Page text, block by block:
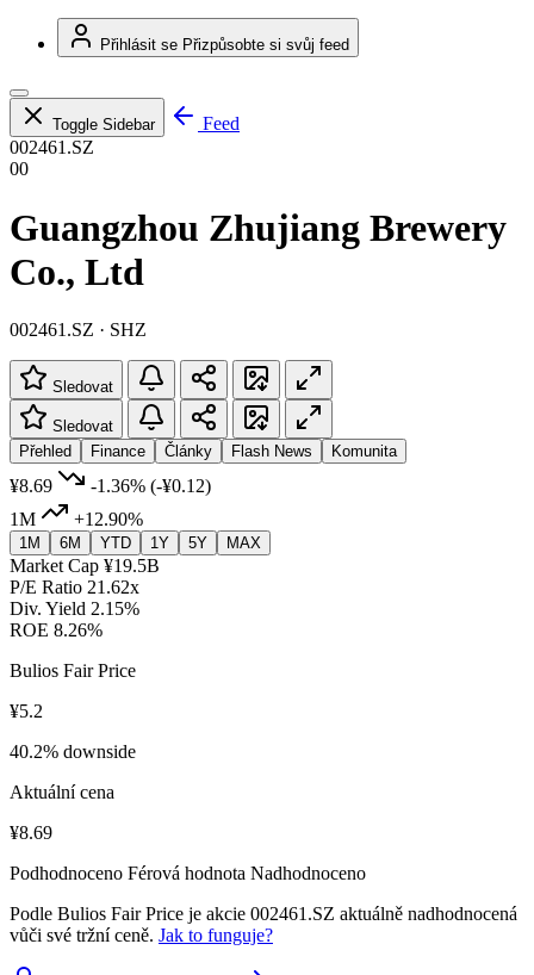
Přihlásit se Přizpůsobte si svůj feed
Toggle Sidebar
Feed
002461.SZ
00
Guangzhou Zhujiang Brewery
Co., Ltd
002461.SZ · SHZ
Sledovat
Sledovat
Přehled
Finance Články Flash News Komunita
¥8.69 -1.36% (-¥0.12)
1M
+12.90%
1M 6M YTD 1Y 5Y MAX
Market Cap ¥19.5B
P/E Ratio 21.62x
Div. Yield 2.15%
ROE 8.26%
Bulios Fair Price
¥5.2
40.2% downside
Aktuální cena
¥8.69
Podhodnoceno Férová hodnota Nadhodnoceno
Podle Bulios Fair Price je akcie 002461.SZ aktuálně nadhodnocená
vůči své tržní ceně. Jak to funguje?